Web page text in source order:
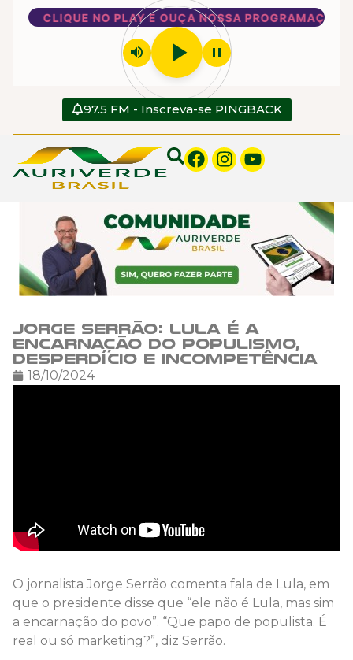
CLIQUE NO PLAY E OUÇA NOSSA PROGRAMAÇÃO
volume_up play_arrow pause
97.5 FM - Inscreva-se PINGBACK
Jorge Serrão: Lula é a
encarnação do populismo,
desperdício e incompetência
18/10/2024
O jornalista Jorge Serrão comenta fala de Lula, em
que o presidente disse que “ele não é Lula, mas sim
a encarnação do povo”. “Que papo de populista. É
real ou só marketing?”, diz Serrão.